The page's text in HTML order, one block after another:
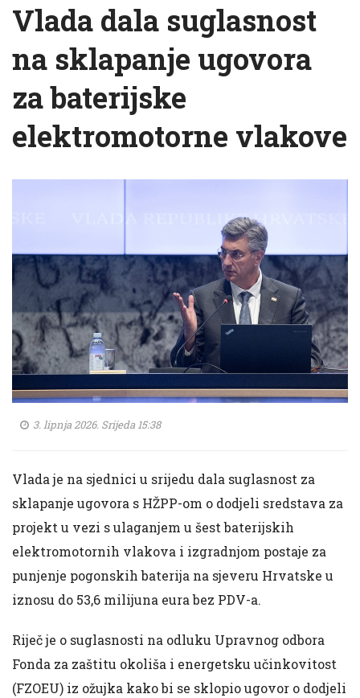
Vlada dala suglasnost
na sklapanje ugovora
za baterijske
elektromotorne vlakove
3. lipnja 2026. Srijeda 15:38
Vlada je na sjednici u srijedu dala suglasnost za
sklapanje ugovora s HŽPP-om o dodjeli sredstava za
projekt u vezi s ulaganjem u šest baterijskih
elektromotornih vlakova i izgradnjom postaje za
punjenje pogonskih baterija na sjeveru Hrvatske u
iznosu do 53,6 milijuna eura bez PDV-a.
Riječ je o suglasnosti na odluku Upravnog odbora
Fonda za zaštitu okoliša i energetsku učinkovitost
(FZOEU) iz ožujka kako bi se sklopio ugovor o dodjeli